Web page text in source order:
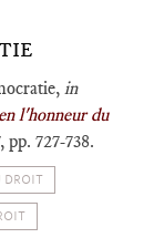
in
l'honneur du
pp. 727-738.
DROIT